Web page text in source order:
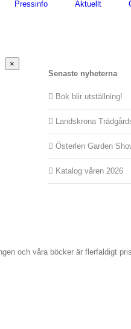
Pressinfo Aktuellt
Senaste nyheterna
Bok blir utställning!
Landskrona
Österlen Garden
Katalog våren 2026
Stäng
snabbvy
×
och våra böcker är flerfaldigt